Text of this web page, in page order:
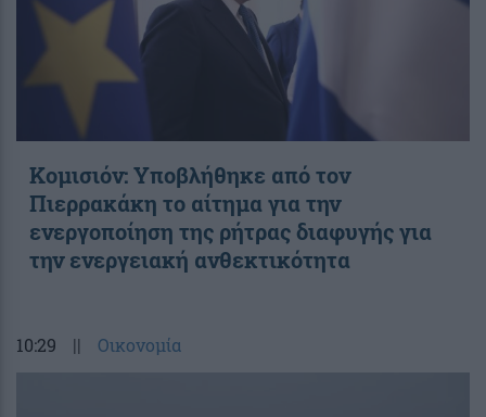
Κομισιόν: Υποβλήθηκε από τον
Πιερρακάκη το αίτημα για την
ενεργοποίηση της ρήτρας διαφυγής για
την ενεργειακή ανθεκτικότητα
10:29 || Οικονομία